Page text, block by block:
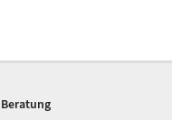
Beratung